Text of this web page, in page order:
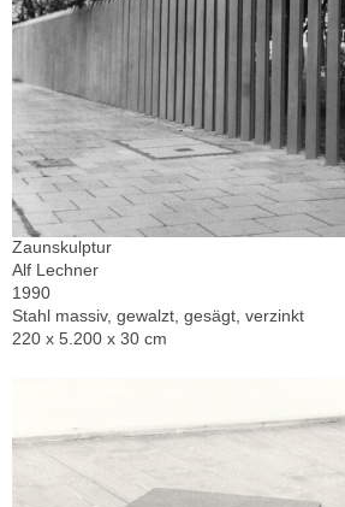
Zaunskulptur
Alf Lechner
1990
Stahl massiv, gewalzt, gesägt, verzinkt
220 x 5.200 x 30 cm